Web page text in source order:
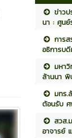
ข่าว
นา : ศูนย์
การ
อธิการบดี
มหา
ล้านนา พิ
มทร.
ต้อนรับ
สวส.
อาจารย์